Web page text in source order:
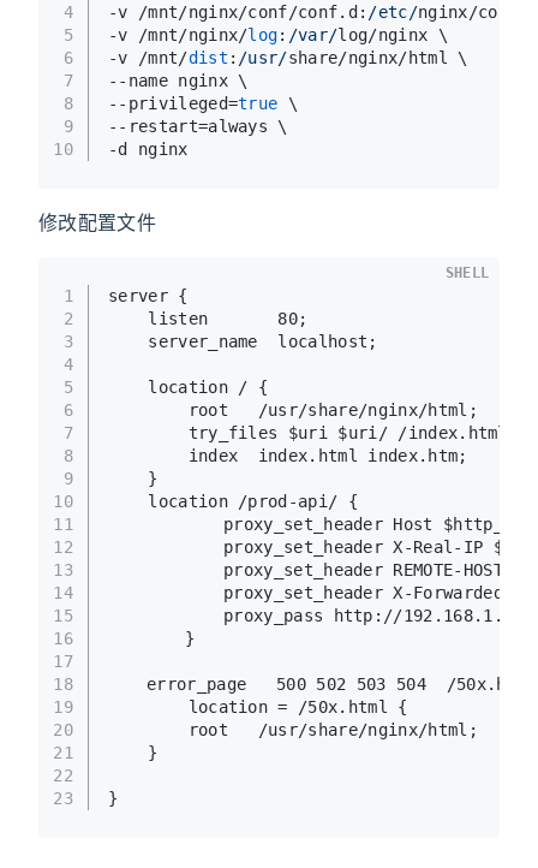
4
5
6
7
8
9
10
-v /mnt/nginx/conf/conf. d : /etc/nginx/conf.
-v /mnt/nginx/log: /var/log/nginx \
-v /mnt/dist : /usr/share/nginx/html \
--name nginx \
--privileged=true \
--restart=always \
-d nginx
修改配置文件
1
2
3
4
5
6
7
8
9
10
11
12
13
14
15
16
17
18
19
20
21
22
23
server {
    listen       80;
    server_name  localhost;
    location / {
        root   /usr/share/nginx/html;
        try_files $uri $uri/ /index.html;
        index  index.html index.htm;
    }
    location /prod-api/ {
proxy_set_header Host
proxy_set_header X-Real-IP
proxy_set_header REMOTE-HOST
proxy_set_header X-Forwarded-
proxy_pass http://
		}
error_page   500 502 503 504  /
        location = /50x.html {
        root   /usr/share/nginx/html;
    }
}
SHELL